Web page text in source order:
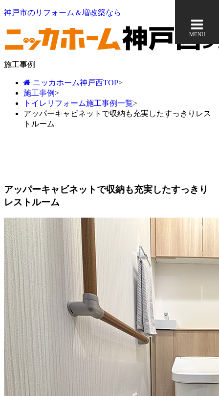
神戸市のリフォーム＆増改築なら
MENU
施工事例
ニッカホーム神戸西TOP>
施工事例>
トイレリフォーム施工事例一覧>
アッパーキャビネットで収納も充実したすっきりレス
トルーム
アッパーキャビネットで収納も充実したすっきり
レストルーム